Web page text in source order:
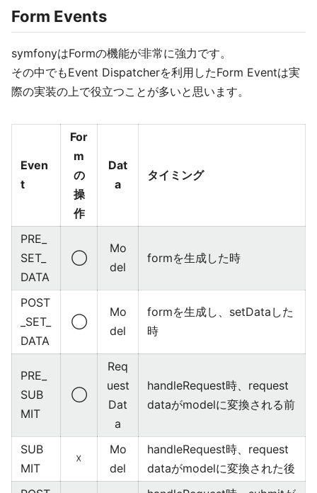
Form Events
symfonyはFormの機能が非常に強力です。
その中でもEvent Dispatcherを利用したForm Eventは実
際の実装の上で役立つことが多いと思います。
Even
t
For
m
の
操
作
Dat
a
タイミング
PRE_
SET_
DATA
◯
Mo
del
formを生成した時
POST
_SET_
DATA
◯
Mo
del
formを生成し、setDataした
時
PRE_
SUB
MIT
◯
Req
uest
Dat
a
handleRequest時、request
dataがmodelに変換される前
SUB
MIT
☓
Mo
del
handleRequest時、request
dataがmodelに変換された後